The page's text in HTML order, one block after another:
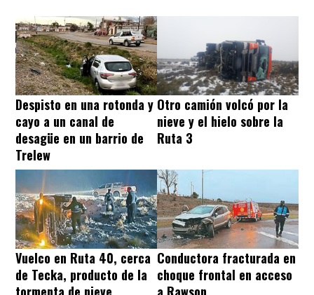
Despisto en una rotonda y
cayo a un canal de
desagüe en un barrio de
Trelew
Otro camión volcó por la
nieve y el hielo sobre la
Ruta 3
Vuelco en Ruta 40, cerca
de Tecka, producto de la
Conductora fracturada en
choque frontal en acceso